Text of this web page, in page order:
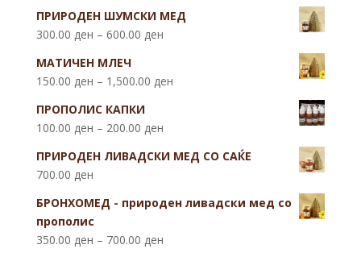
ПРИРОДЕН ШУМСКИ МЕД
300.00 ден – 600.00 ден
МАТИЧЕН МЛЕЧ
150.00 ден – 1,500.00 ден
ПРОПОЛИС КАПКИ
100.00 ден – 200.00 ден
ПРИРОДЕН ЛИВАДСКИ МЕД СО САЌЕ
700.00 ден
БРОНХОМЕД - природен ливадски мед со
прополис
350.00 ден – 700.00 ден